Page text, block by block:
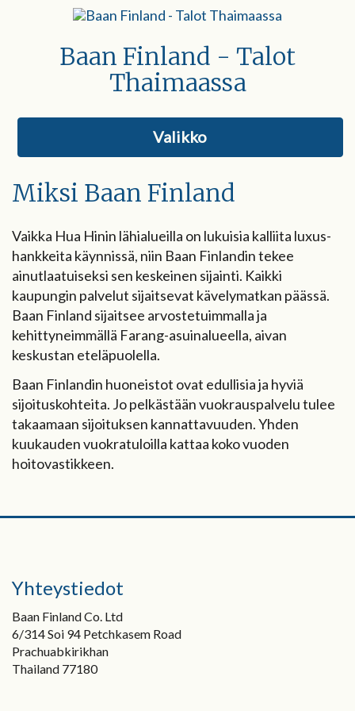
Baan Finland - Talot
Thaimaassa
Valikko
Miksi Baan Finland
Vaikka Hua Hinin lähialueilla on lukuisia kalliita luxus-
hankkeita käynnissä, niin Baan Finlandin tekee
ainutlaatuiseksi sen keskeinen sijainti. Kaikki
kaupungin palvelut sijaitsevat kävelymatkan päässä.
Baan Finland sijaitsee arvostetuimmalla ja
kehittyneimmällä Farang-asuinalueella, aivan
keskustan eteläpuolella.
Baan Finlandin huoneistot ovat edullisia ja hyviä
sijoituskohteita. Jo pelkästään vuokrauspalvelu tulee
takaamaan sijoituksen kannattavuuden. Yhden
kuukauden vuokratuloilla kattaa koko vuoden
hoitovastikkeen.
Yhteystiedot
Baan Finland Co. Ltd
6/314 Soi 94 Petchkasem Road
Prachuabkirikhan
Thailand 77180